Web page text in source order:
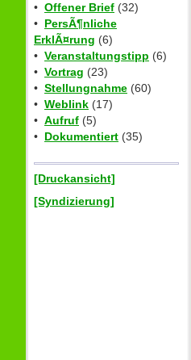
• Offener Brief (32)
• PersÃ¶nliche
ErklÃ¤rung (6)
• Veranstaltungstipp (6)
• Vortrag (23)
• Stellungnahme (60)
• Weblink (17)
• Aufruf (5)
• Dokumentiert (35)
[Druckansicht]
[Syndizierung]